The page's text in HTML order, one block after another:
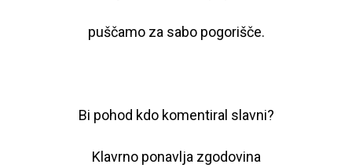
puščamo za sabo pogorišče.
Bi pohod kdo komentiral slavni?
Klavrno ponavlja zgodovina